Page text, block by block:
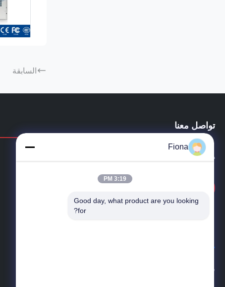
السابقة
تواصل معنا
هل لديك أسئلة أو تحتاج إلى عرض أسعار؟ اتصل بنا الآن!
شركة إستيل (قوانغدونغ) للتكنولوجيا المحدودة
Fiona
3:19 PM
Good day, what product are you looking
for?